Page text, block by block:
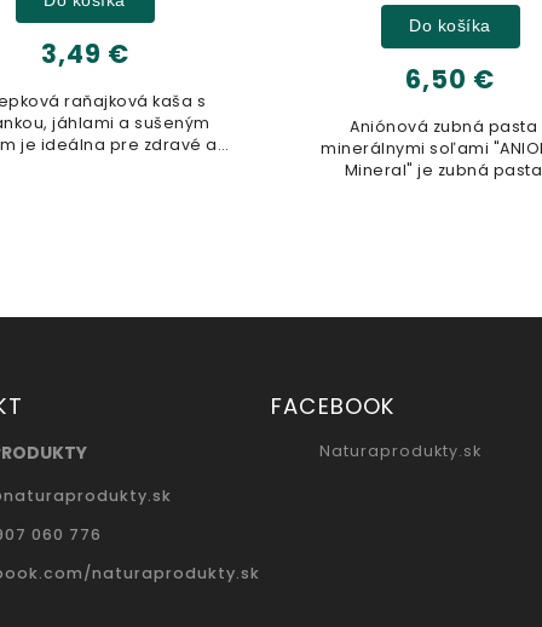
Do košíka
zubná pasta s
soľami "ANIODENT
6,32 €
100% prírodný nefiltrovaný
kvasených v drevených
Nepasterizovaný
500ml
naturaprodukty.sk
060 776
naturaprodukty.sk
FACEBOOK
Naturaprodukty.sk